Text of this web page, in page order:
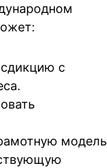
с
модель